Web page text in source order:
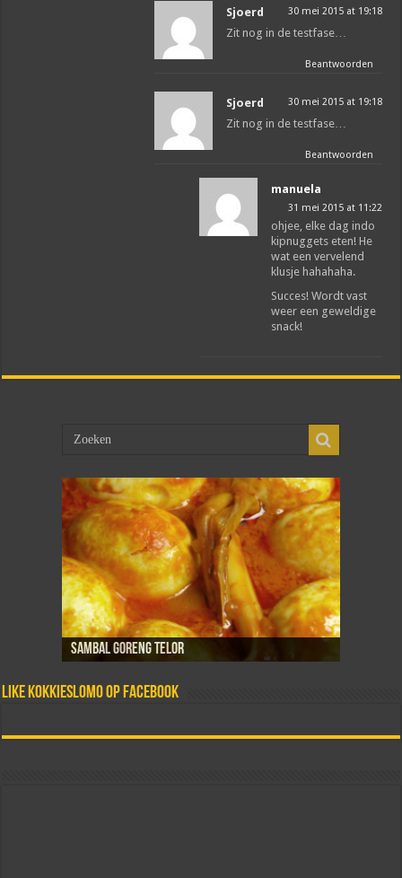
Sjoerd 30 mei 2015 at 19:18
Zit nog in de testfase…
Beantwoorden
Sjoerd 30 mei 2015 at 19:18
Zit nog in de testfase…
Beantwoorden
manuela
31 mei 2015 at 11:22
ohjee, elke dag indo
kipnuggets eten! He
wat een vervelend
klusje hahahaha.
Succes! Wordt vast
weer een geweldige
snack!
New Yong Hai
Sambal goreng telor
Dadar isi
Martabak telor
Tahoe telor
Like Kokkieslomo op Facebook